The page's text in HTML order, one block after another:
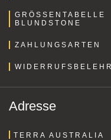
GRÖSSENTABELLE B
LUNDSTONE
ZAHLUNGSARTEN
Adresse
TERRA AUSTRALIA